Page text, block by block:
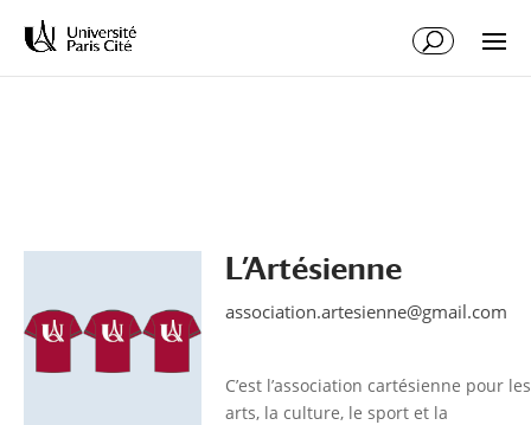
L’Artésienne
association.artesienne@gmail.com
C’est l’association cartésienne pour les
arts, la culture, le sport et la